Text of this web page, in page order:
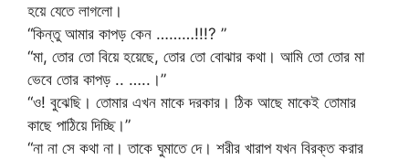
হয়ে যেতে লাগলো।
“কিন্তু আমার কাপড় কেন ………!!!? ”
“মা, তোর তো বিয়ে হয়েছে, তোর তো বোঝার কথা। আমি তো তোর মা
ভেবে তোর কাপড় .. …..।”
“ও! বুঝেছি। তোমার এখন মাকে দরকার। ঠিক আছে মাকেই তোমার
কাছে পাঠিয়ে দিচ্ছি।”
“না না সে কথা না। তাকে ঘুমাতে দে। শরীর খারাপ যখন বিরক্ত করার